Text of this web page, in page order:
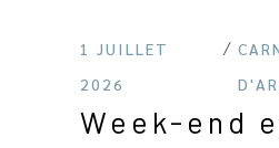
1 JUILLET
2026
Week-end